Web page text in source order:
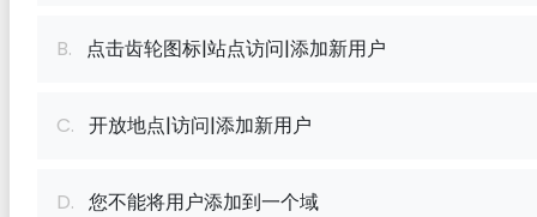
B. 点击齿轮图标|站点访问|添加新用户
C. 开放地点|访问|添加新用户
D. 您不能将用户添加到一个域